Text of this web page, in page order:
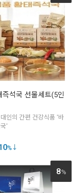
즉석국 선물세트(5인
인의 간편 건강식품 '바
'
%
8%